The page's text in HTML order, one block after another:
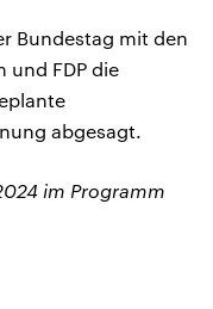
Bundestag mit den
und FDP die
abgesagt.
im Programm